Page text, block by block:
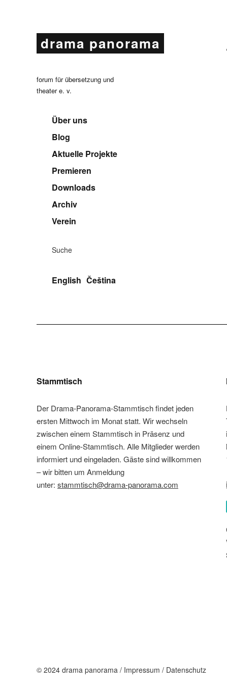
drama panorama
forum für übersetzung und
theater e. v.
Über uns
Blog
Aktuelle Projekte
Premieren
Downloads
Archiv
Verein
Suche
English Čeština
Stammtisch
Der Drama-Panorama-Stammtisch findet jeden
ersten Mittwoch im Monat statt. Wir wechseln
zwischen einem Stammtisch in Präsenz und
einem Online-Stammtisch. Alle Mitglieder werden
informiert und eingeladen. Gäste sind willkommen
– wir bitten um Anmeldung
unter: stammtisch@drama-panorama.com
© 2024 drama panorama / Impressum / Datenschutz